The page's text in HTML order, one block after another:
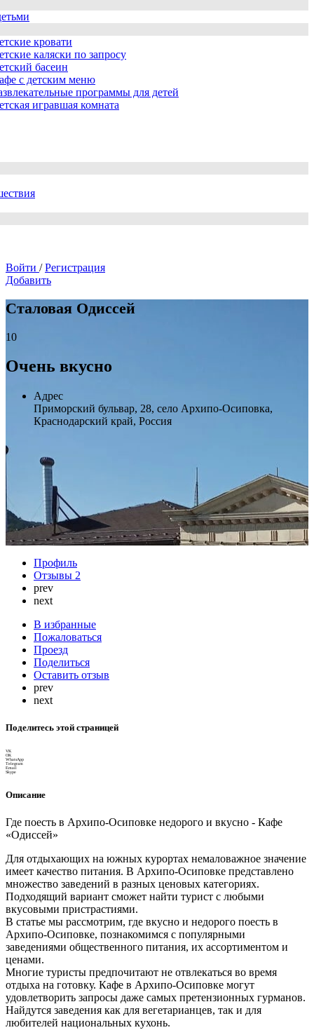
кровати
каляски по запросу
басеин
с детским меню
программы для детей
игравшая комната
Войти / Регистрация
Добавить
Сталовая Одиссей
10
Очень вкусно
Адрес
Приморский бульвар, 28, село Архипо-Осиповка,
Краснодарский край, Россия
Профиль
Отзывы 2
prev
next
В избранные
Пожаловаться
Проезд
Поделиться
Оставить отзыв
prev
next
Поделитесь этой страницей
VK
OK
WhatsApp
Telegram
Email
Skype
Описание
Где поесть в Архипо-Осиповке недорого и вкусно - Кафе
«Одиссей»
Для отдыхающих на южных курортах немаловажное значение
имеет качество питания. В Архипо-Осиповке представлено
множество заведений в разных ценовых категориях.
Подходящий вариант сможет найти турист с любыми
вкусовыми пристрастиями.
В статье мы рассмотрим, где вкусно и недорого поесть в
Архипо-Осиповке, познакомимся с популярными
заведениями общественного питания, их ассортиментом и
ценами.
Многие туристы предпочитают не отвлекаться во время
отдыха на готовку. Кафе в Архипо-Осиповке могут
удовлетворить запросы даже самых претензионных гурманов.
Найдутся заведения как для вегетарианцев, так и для
любителей национальных кухонь.